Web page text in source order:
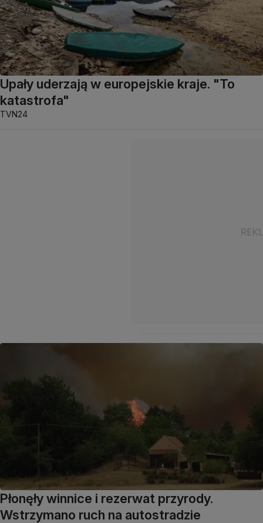
Upały uderzają w europejskie kraje. "To
katastrofa"
TVN24
Płonęły winnice i rezerwat przyrody.
Wstrzymano ruch na autostradzie